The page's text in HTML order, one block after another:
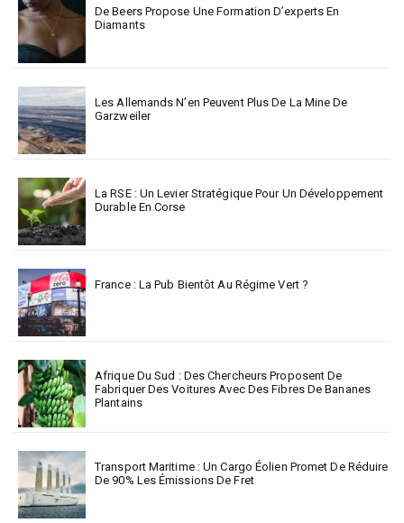
De Beers Propose Une Formation D’experts En
Diamants
Les Allemands N’en Peuvent Plus De La Mine De
Garzweiler
La RSE : Un Levier Stratégique Pour Un Développement
Durable En Corse
France : La Pub Bientôt Au Régime Vert ?
Afrique Du Sud : Des Chercheurs Proposent De
Fabriquer Des Voitures Avec Des Fibres De Bananes
Plantains
Transport Maritime : Un Cargo Éolien Promet De Réduire
De 90% Les Émissions De Fret